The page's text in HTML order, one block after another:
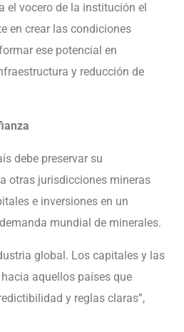
el vocero de la institución el
en crear las condiciones
ese potencial en
y reducción de
debe preservar su
otras jurisdicciones mineras
e inversiones en un
mundial de minerales.
global. Los capitales y las
aquellos países que
y reglas claras”,